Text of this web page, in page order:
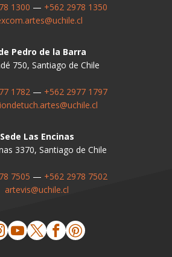
1300 — +562 2978 1350
Pedro de la Barra
750, Santiago de Chile
1782— +562 2977 1797
Sede Las Encinas
3370, Santiago de Chile
7505 — +562 2978 7502
artevis@uchile.cl